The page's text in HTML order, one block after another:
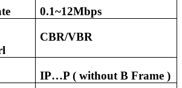
0.1~12Mbps
CBR/VBR
IP…P ( without B Frame )